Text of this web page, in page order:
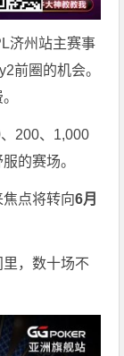
济州站主赛事
前圈的机会。
200、1,000
的赛场。
焦点将转向6月
，数十场不